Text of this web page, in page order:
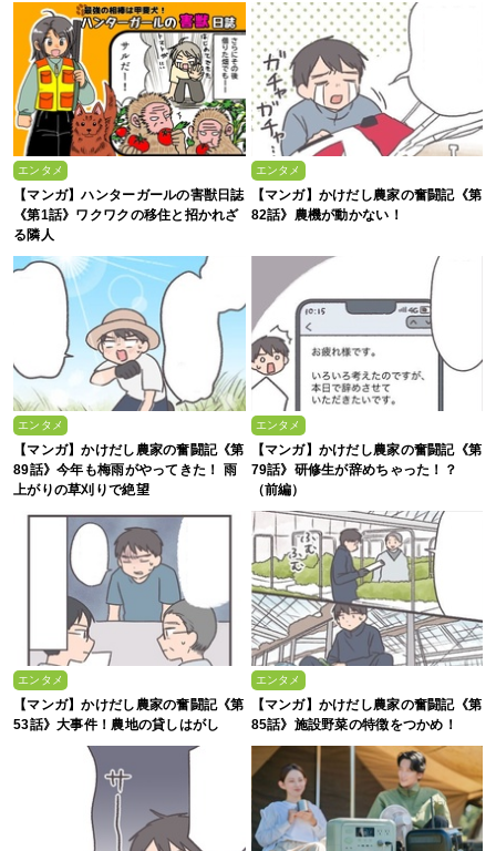
エンタメ
【マンガ】ハンターガールの害獣日誌
《第1話》ワクワクの移住と招かれざ
る隣人
エンタメ
【マンガ】かけだし農家の奮闘記《第
82話》農機が動かない！
エンタメ
【マンガ】かけだし農家の奮闘記《第
89話》今年も梅雨がやってきた！ 雨
上がりの草刈りで絶望
エンタメ
【マンガ】かけだし農家の奮闘記《第
79話》研修生が辞めちゃった！？
（前編）
エンタメ
【マンガ】かけだし農家の奮闘記《第
53話》大事件！農地の貸しはがし
エンタメ
【マンガ】かけだし農家の奮闘記《第
85話》施設野菜の特徴をつかめ！